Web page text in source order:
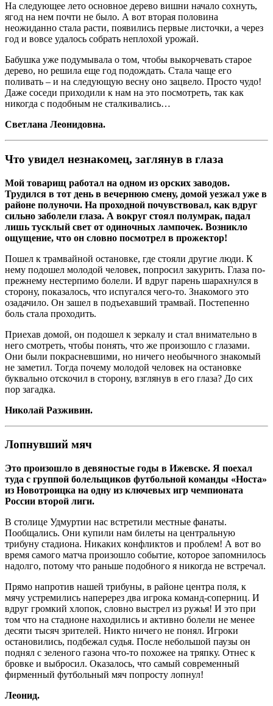
На следующее лето основное дерево вишни начало сохнуть,
ягод на нем почти не было. А вот вторая половина
неожиданно стала расти, появились первые листочки, а через
год и вовсе удалось собрать неплохой урожай.
Бабушка уже подумывала о том, чтобы выкорчевать старое
дерево, но решила еще год подождать. Стала чаще его
поливать – и на следующую весну оно зацвело. Просто чудо!
Даже соседи приходили к нам на это посмотреть, так как
никогда с подобным не сталкивались…
Светлана Леонидовна.
Что увидел незнакомец, заглянув в глаза
Мой товарищ работал на одном из орских заводов.
Трудился в тот день в вечернюю смену, домой уезжал уже в
районе полуночи. На проходной почувствовал, как вдруг
сильно заболели глаза. А вокруг стоял полумрак, падал
лишь тусклый свет от одиночных лампочек. Возникло
ощущение, что он словно посмотрел в прожектор!
Пошел к трамвайной остановке, где стояли другие люди. К
нему подошел молодой человек, попросил закурить. Глаза по-
прежнему нестерпимо болели. И вдруг парень шарахнулся в
сторону, показалось, что испугался чего-то. Знакомого это
озадачило. Он зашел в подъехавший трамвай. Постепенно
боль стала проходить.
Приехав домой, он подошел к зеркалу и стал внимательно в
него смотреть, чтобы понять, что же произошло с глазами.
Они были покрасневшими, но ничего необычного знакомый
не заметил. Тогда почему молодой человек на остановке
буквально отскочил в сторону, взглянув в его глаза? До сих
пор загадка.
Николай Разживин.
Лопнувший мяч
Это произошло в девяностые годы в Ижевске. Я поехал
туда с группой болельщиков футбольной команды «Носта»
из Новотроицка на одну из ключевых игр чемпионата
России второй лиги.
В столице Удмуртии нас встретили местные фанаты.
Пообщались. Они купили нам билеты на центральную
трибуну стадиона. Никаких конфликтов и проблем! А вот во
время самого матча произошло событие, которое запомнилось
надолго, потому что раньше подобного я никогда не встречал.
Прямо напротив нашей трибуны, в районе центра поля, к
мячу устремились наперерез два игрока команд-соперниц. И
вдруг громкий хлопок, словно выстрел из ружья! И это при
том что на стадионе находились и активно болели не менее
десяти тысяч зрителей. Никто ничего не понял. Игроки
остановились, подбежал судья. После небольшой паузы он
поднял с зеленого газона что-то похожее на тряпку. Отнес к
бровке и выбросил. Оказалось, что самый современный
фирменный футбольный мяч попросту лопнул!
Леонид.